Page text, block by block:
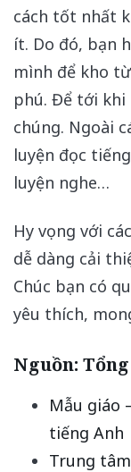
cách tốt nhất
ít. Do đó, bạn
mình để kho
phú. Để tới khi
chúng. Ngoài
luyện đọc
luyện nghe…
Hy vọng với
dễ dàng cải
Chúc bạn có
yêu thích,
Nguồn:
Mẫu giáo
tiếng Anh
Trung